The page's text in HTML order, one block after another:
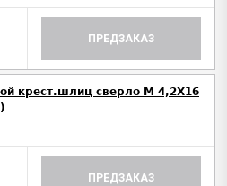
ПРЕДЗАКАЗ
крест.шлиц сверло М 4,2Х16
ПРЕДЗАКАЗ